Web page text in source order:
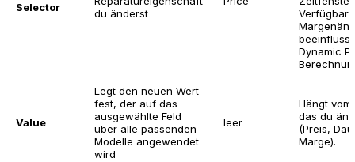
Selector
du änderst
Dynamic
Value
Legt den neuen Wert
fest, der auf das
ausgewählte Feld
über alle passenden
Modelle angewendet
wird
leer
Hängt vom
das du
(Preis,
Marge).